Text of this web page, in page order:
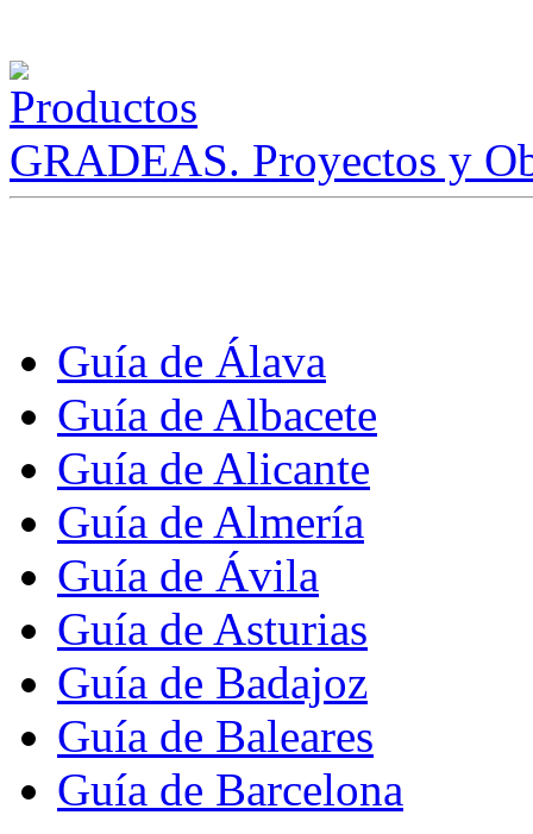
GRADEAS. Proyectos y
Guía de Álava
Guía de Albacete
Guía de Alicante
Guía de Almería
Guía de Ávila
Guía de Asturias
Guía de Badajoz
Guía de Baleares
Guía de Barcelona